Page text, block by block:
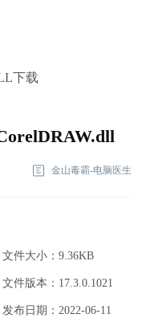
下载
金山毒霸-电脑医生
文件大小：9.36KB
文件版本：17.3.0.1021
发布日期：2022-06-11